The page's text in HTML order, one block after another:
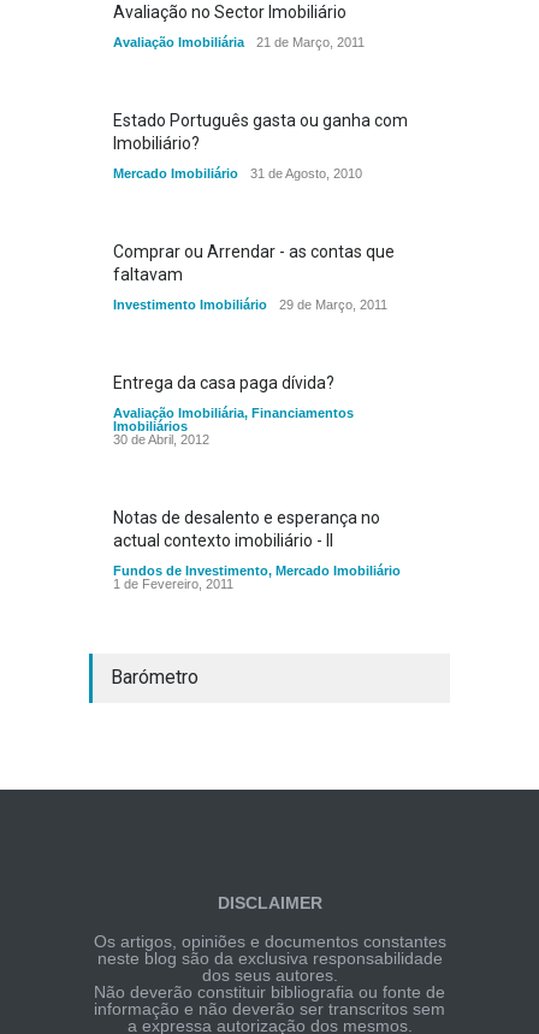
Avaliação no Sector Imobiliário
Avaliação Imobiliária 21 de Março, 2011
Estado Português gasta ou ganha com
Imobiliário?
Mercado Imobiliário 31 de Agosto, 2010
Comprar ou Arrendar - as contas que
faltavam
Investimento Imobiliário 29 de Março, 2011
Entrega da casa paga dívida?
Avaliação Imobiliária, Financiamentos
Imobiliários
30 de Abril, 2012
Notas de desalento e esperança no
actual contexto imobiliário - II
Fundos de Investimento, Mercado Imobiliário
1 de Fevereiro, 2011
Barómetro
DISCLAIMER
Os artigos, opiniões e documentos constantes
neste blog são da exclusiva responsabilidade
dos seus autores.
Não deverão constituir bibliografia ou fonte de
informação e não deverão ser transcritos sem
a expressa autorização dos mesmos.